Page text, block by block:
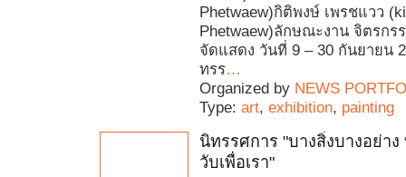
Phetwaew)กิติพงษ์ เพรชแวว
Phetwaew)ลักษณะงาน จิตรกร
จัดแสดง วันที่ 9 – 30 กันยายน
ทรร…
Organized by NEWS
Type: art, exhibition, painting
นิทรรศการ "บางสิ่งบางอย่า
วับเพื่อเรา"